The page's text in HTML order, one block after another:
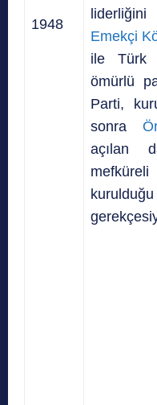
1948
liderliğini
Emekçi
ile Türk
ömürlü
Parti, k
sonra
açılan